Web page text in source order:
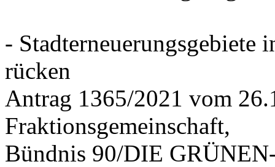
- Stadterneuerungsgebiete
rücken
Antrag 1365/2021 vom
Fraktionsgemeinschaft,
Bündnis 90/DIE